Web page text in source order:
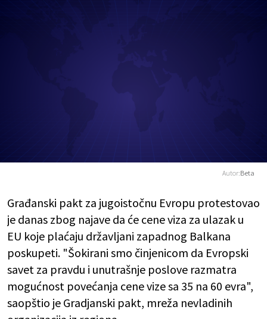
Autor:Beta
Građanski pakt za jugoistočnu Evropu protestovao
je danas zbog najave da će cene viza za ulazak u
EU koje plaćaju državljani zapadnog Balkana
poskupeti. "Šokirani smo činjenicom da Evropski
savet za pravdu i unutrašnje poslove razmatra
mogućnost povećanja cene vize sa 35 na 60 evra",
saopštio je Gradjanski pakt, mreža nevladinih